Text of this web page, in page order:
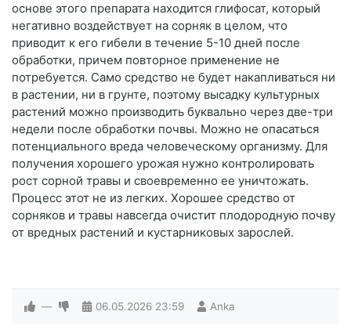
основе этого препарата находится глифосат, который
негативно воздействует на сорняк в целом, что
приводит к его гибели в течение 5-10 дней после
обработки, причем повторное применение не
потребуется. Само средство не будет накапливаться ни
в растении, ни в грунте, поэтому высадку культурных
растений можно производить буквально через две-три
недели после обработки почвы. Можно не опасаться
потенциального вреда человеческому организму. Для
получения хорошего урожая нужно контролировать
рост сорной травы и своевременно ее уничтожать.
Процесс этот не из легких. Хорошее средство от
сорняков и травы навсегда очистит плодородную почву
от вредных растений и кустарниковых зарослей.
— 06.05.2026 23:59 Anka